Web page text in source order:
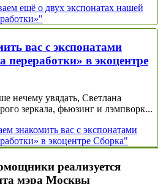
ещё о двух экспонатах нашей
вас с экспонатами
переработки» в экоцентре
нечему увядать, Светлана
зеркала, фьюзинг и лэмпворк...
знакомить вас с экспонатами
в экоцентре Сборка"
реализуется
мэра Москвы